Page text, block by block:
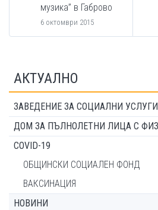
музика” в Габрово
6 октомври 2015
АКТУАЛНО
ЗАВЕДЕНИЕ ЗА СОЦИАЛНИ УСЛУГИ
ДОМ ЗА ПЪЛНОЛЕТНИ ЛИЦА С
COVID-19
ОБЩИНСКИ СОЦИАЛЕН ФОНД
ВАКСИНАЦИЯ
НОВИНИ